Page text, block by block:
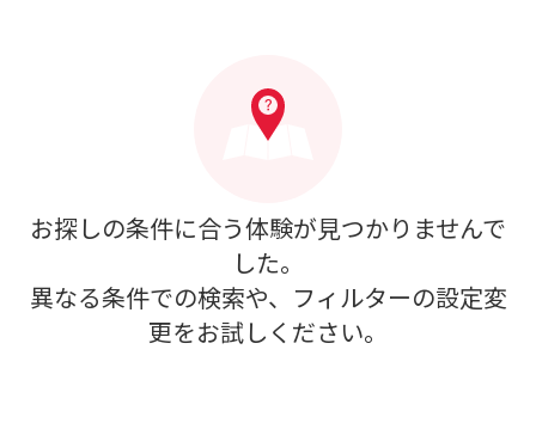
お探しの条件に合う体験が見つかりませんで
した。
異なる条件での検索や、フィルターの設定変
更をお試しください。